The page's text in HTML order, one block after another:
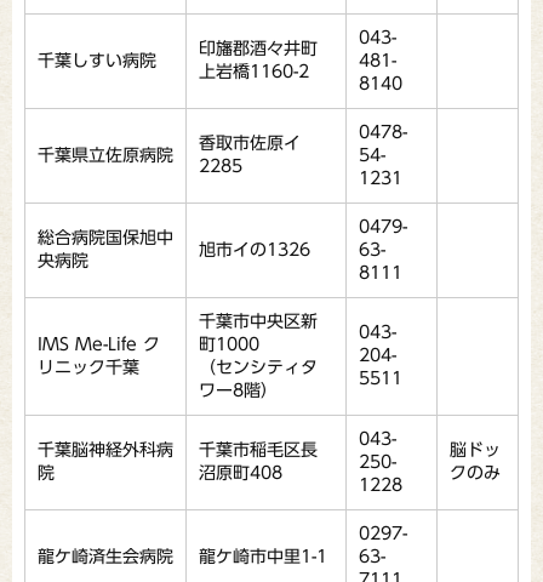
千葉しすい病院
印旛郡酒々井町
上岩橋1160-2
043-
481-
8140
千葉県立佐原病院
香取市佐原イ
2285
0478-
54-
1231
総合病院国保旭中
央病院
旭市イの1326
0479-
63-
8111
IMS Me-Life ク
リニック千葉
千葉市中央区新
町1000
（センシティタ
ワー8階）
043-
204-
5511
千葉脳神経外科病
院
千葉市稲毛区長
沼原町408
043-
250-
1228
脳ドッ
クのみ
龍ケ崎済生会病院 龍ケ崎市中里1-1
0297-
63-